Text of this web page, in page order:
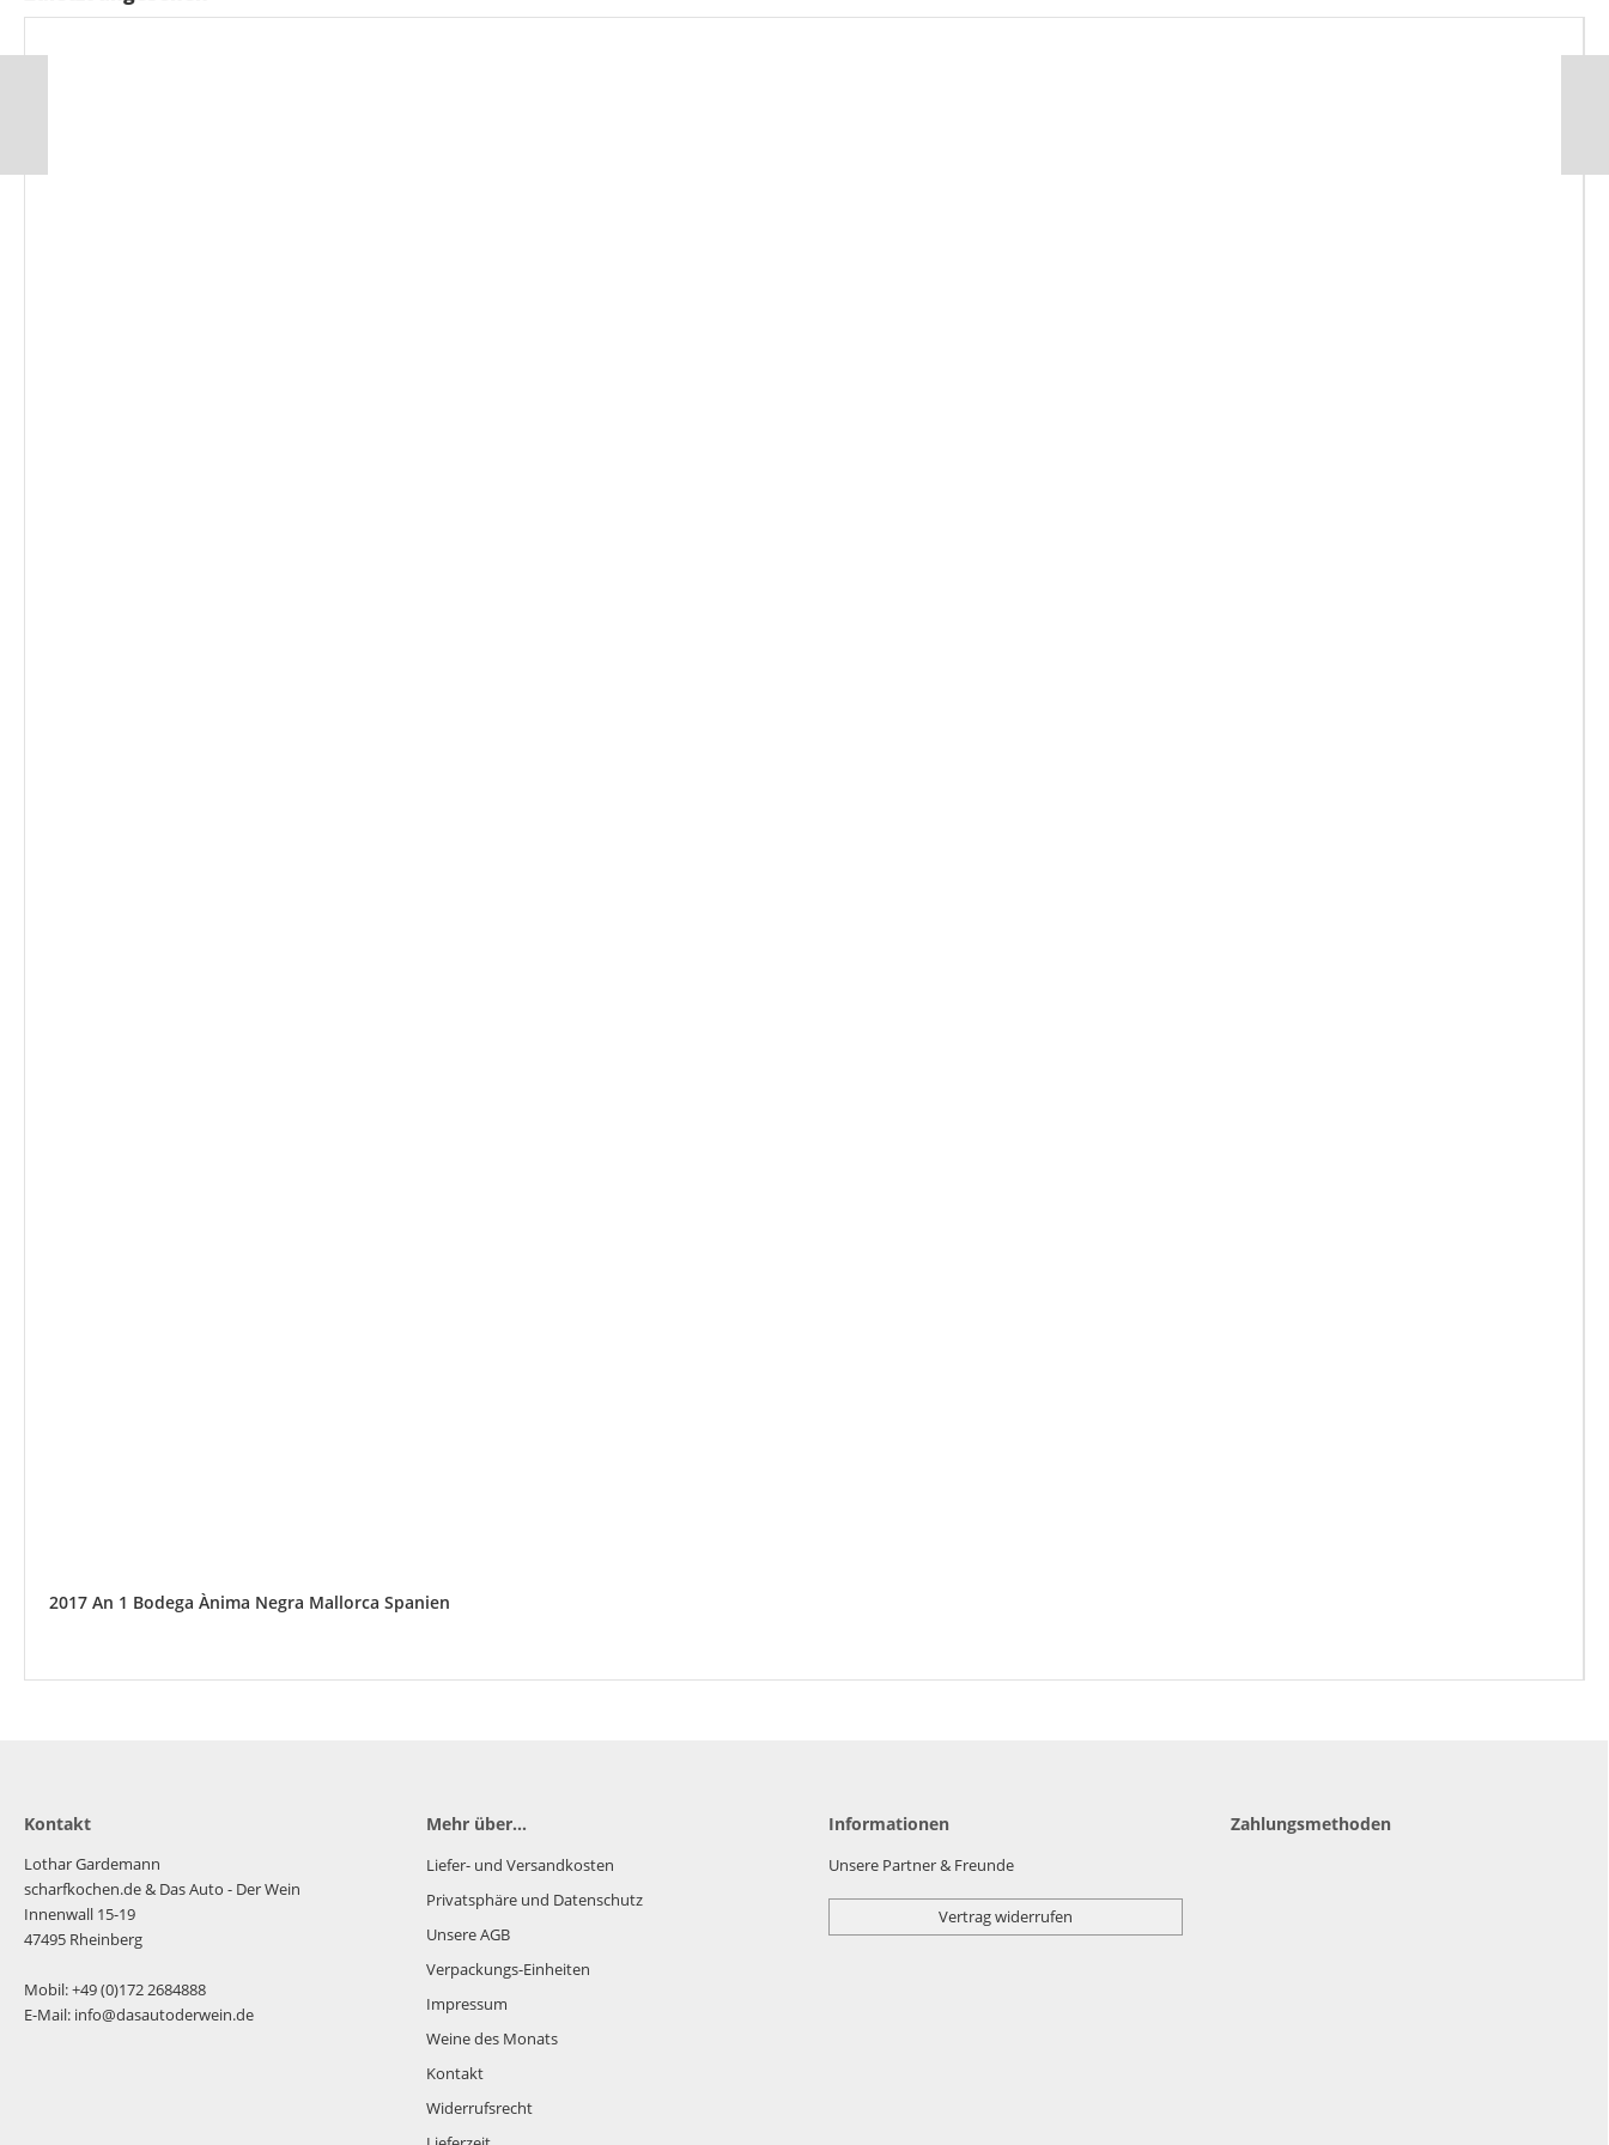
2017 An 1 Bodega Ànima Negra Mallorca Spanien
Kontakt
Lothar Gardemann
scharfkochen.de& Das Auto - Der Wein
Innenwall 15-19
47495 Rheinberg
Mobil: +49 (0)172 2684888
E-Mail: info@dasautoderwein.de
Mehr über...
Liefer- und Versandkosten
Privatsphäre und Datenschutz
Unsere AGB
Verpackungs-Einheiten
Impressum
Weine des Monats
Kontakt
Widerrufsrecht
Informationen
Unsere Partner & Freunde
Vertrag widerrufen
Zahlungsmethoden